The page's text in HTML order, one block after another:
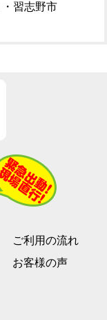
・習志野市
ご利用の流れ
お客様の声